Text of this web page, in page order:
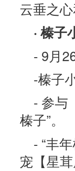
云垂之
· 榛子
- 9月
-榛子
- 参与
榛子”。
- “丰
宠【星